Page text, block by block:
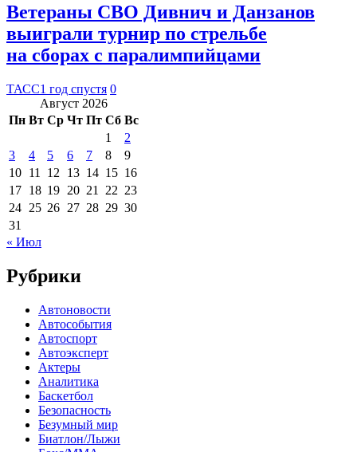
Ветераны СВО Дивнич и Данзанов
выиграли турнир по стрельбе
на сборах с паралимпийцами
ТАСС1 год спустя 0
Август 2026
Пн Вт Ср Чт Пт Сб Вс
1
2
3
4 5 6 7 8
9
10 11 12 13 14 15 16
17 18 19 20 21 22 23
24 25 26 27 28 29 30
31
« Июл
Рубрики
Автоновости
Автособытия
Автоспорт
Автоэксперт
Актеры
Аналитика
Баскетбол
Безопасность
Безумный мир
Биатлон/Лыжи